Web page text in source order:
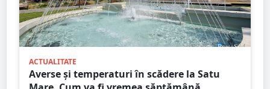
ACTUALITATE
Averse și temperaturi în scădere la Satu